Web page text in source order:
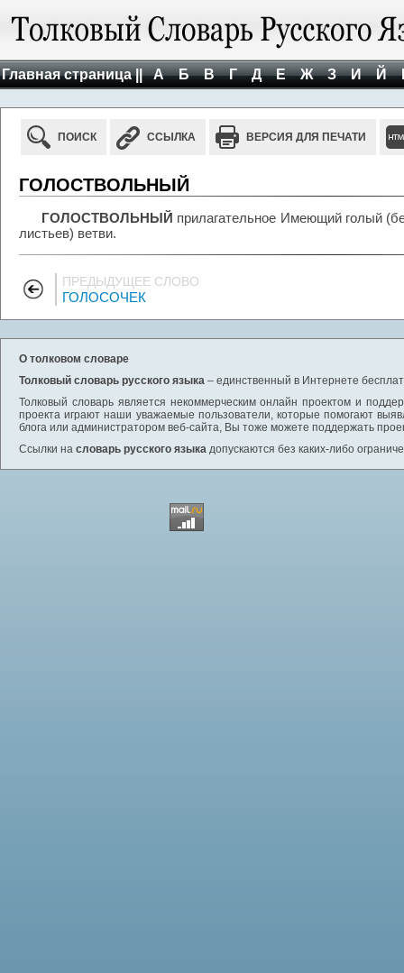
Главная страница || А Б В Г Д Е Ж З И Й
ПОИСК ССЫЛКА ВЕРСИЯ ДЛЯ ПЕЧАТИ
ГОЛОСТВОЛЬНЫЙ
ГОЛОСТВОЛЬНЫЙ прилагательное Имеющий голый
листьев) ветви.
ПРЕДЫДУЩЕЕ СЛОВО
ГОЛОСОЧЕК
О толковом словаре
Толковый словарь русского языка – единственный в Интернете
Толковый словарь является некоммерческим онлайн проектом и
проекта играют наши уважаемые пользователи, которые помогают
блога или администратором веб-сайта, Вы тоже можете поддержать
Ссылки на словарь русского языка допускаются без каких-либо